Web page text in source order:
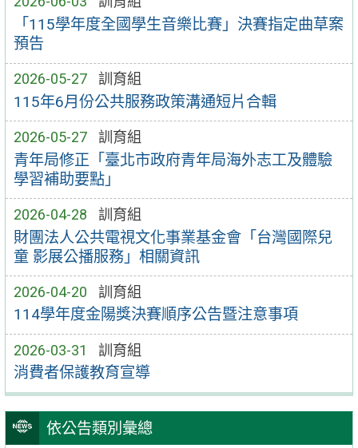
「115學年度全國學生音樂比賽」決賽指定曲草案
預告
2026-05-27 訓育組
115年6月份公共服務政策溝通短片合輯
2026-05-27 訓育組
青年局修正「臺北市政府青年局海外志工及體驗
學習補助要點」
2026-04-28 訓育組
財團法人公共電視文化事業基金會「台灣國際兒
童 影展公播服務」相關資訊
2026-04-20 訓育組
114學年度金陽獎決賽順序公告暨注意事項
2026-03-31 訓育組
消費者保護教育宣導
依公告類別彙總